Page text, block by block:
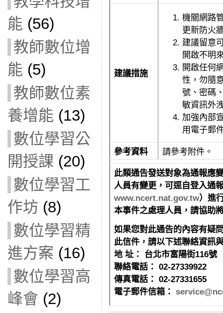
能 (56)
教師數位增
能 (5)
教師數位素
養增能 (13)
數位學習公
開授課 (20)
數位學習工
作坊 (8)
數位學習精
進方案 (16)
數位學習高
峰會 (2)
建議措施
機關網路
更新防火
建議留意
開啟不明
開啟任何
性， 勿隨
號、密碼
敏資訊外
加強內部
用電子郵
參考資料 請參考附件。
此類通告發送對象為通報應
人員有變更，可逕自登入通
www.ncert.nat.gov.tw）進
本事件之處理人員， 請協助
如果您對此通告的內容有疑
此信件，請以下述聯絡資訊
地 址： 台北市富陽街116號
聯絡電話： 02-27339922
傳真電話： 02-27331655
電子郵件信箱：